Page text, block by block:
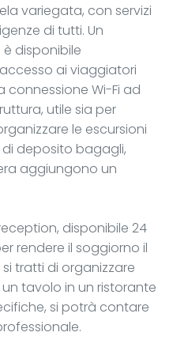
variegata, con servizi
di tutti. Un
disponibile
ai viaggiatori
connessione Wi-Fi ad
utile sia per
le escursioni
di deposito bagagli,
aggiungono un
disponibile 24
rendere il soggiorno il
tratti di organizzare
tavolo in un ristorante
si potrà contare